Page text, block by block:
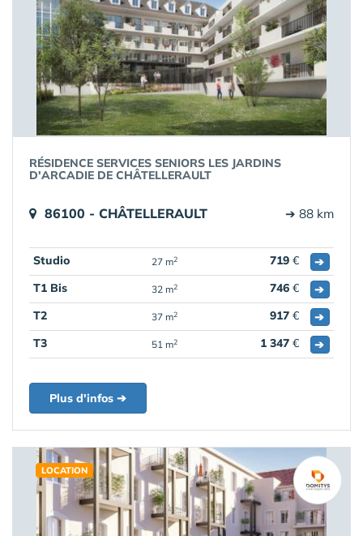
RÉSIDENCE SERVICES SENIORS LES JARDINS
D'ARCADIE DE CHÂTELLERAULT
86100 - CHÂTELLERAULT ➔ 88 km
Studio 27 m2 719 €
➔
T1 Bis
32 m2 746 €
➔
T2
37 m2 917 €
➔
T3
51 m2 1 347 € ➔
Plus d'infos ➔
LOCATION